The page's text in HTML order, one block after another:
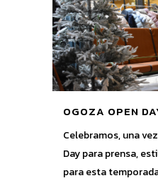
OGOZA OPEN
Celebramos, una
Day para prensa,
para esta